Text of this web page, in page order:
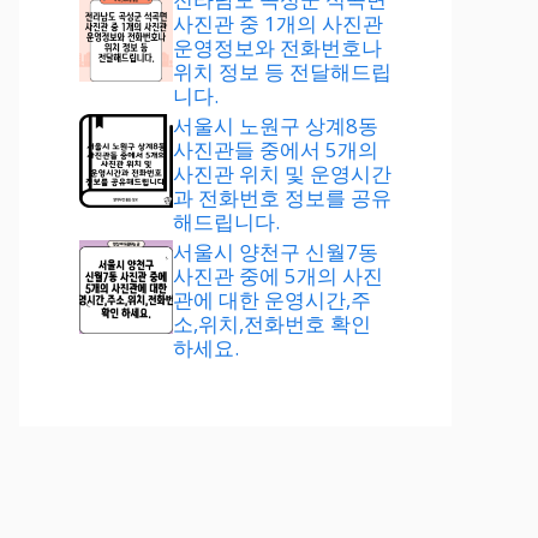
사진관 중 1개의 사진관
운영정보와 전화번호나
위치 정보 등 전달해드립
니다.
서울시 노원구 상계8동
사진관들 중에서 5개의
사진관 위치 및 운영시간
과 전화번호 정보를 공유
해드립니다.
서울시 양천구 신월7동
사진관 중에 5개의 사진
관에 대한 운영시간,주
소,위치,전화번호 확인
하세요.